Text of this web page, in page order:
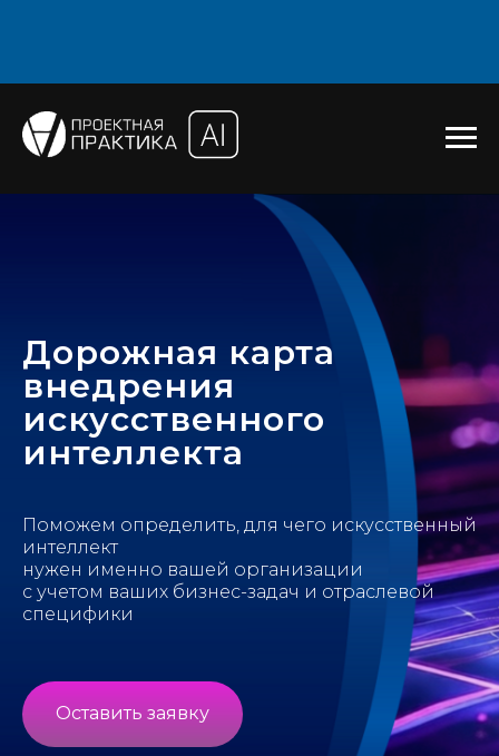
Дорожная карта
внедрения
искусственного
интеллекта
Поможем определить, для чего искусственный
интеллект
нужен именно вашей организации
с учетом ваших бизнес-задач и отраслевой
специфики
Оставить заявку